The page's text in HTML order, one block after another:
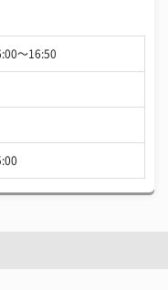
〜16:50